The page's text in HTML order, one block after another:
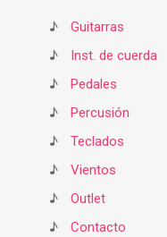
♪
Guitarras
♪
Inst. de cuerda
♪
Pedales
♪
Percusión
♪
Teclados
♪
Vientos
♪
Outlet
♪
Contacto